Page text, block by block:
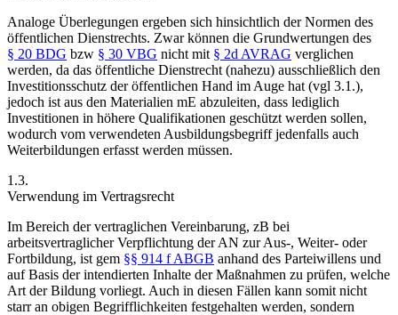
Analoge Überlegungen ergeben sich hinsichtlich der Normen des
öffentlichen Dienstrechts. Zwar können die Grundwertungen des
§ 20 BDG bzw § 30 VBG nicht mit § 2d AVRAG verglichen
werden, da das öffentliche Dienstrecht (nahezu) ausschließlich den
Investitionsschutz der öffentlichen Hand im Auge hat (vgl 3.1.),
jedoch ist aus den Materialien mE abzuleiten, dass lediglich
Investitionen in höhere Qualifikationen geschützt werden sollen,
wodurch vom verwendeten Ausbildungsbegriff jedenfalls auch
Weiterbildungen erfasst werden müssen.
1.3.
Verwendung im Vertragsrecht
Im Bereich der vertraglichen Vereinbarung, zB bei
arbeitsvertraglicher Verpflichtung der AN zur Aus-, Weiter- oder
Fortbildung, ist gem §§ 914 f ABGB anhand des Parteiwillens und
auf Basis der intendierten Inhalte der Maßnahmen zu prüfen, welche
Art der Bildung vorliegt. Auch in diesen Fällen kann somit nicht
starr an obigen Begrifflichkeiten festgehalten werden, sondern